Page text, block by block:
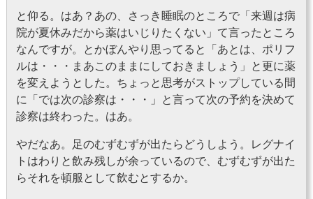
と仰る。はあ？あの、さっき睡眠のところで「来週は病
院が夏休みだから薬はいじりたくない」て言ったところ
なんですが。とかぼんやり思ってると「あとは、ポリフ
ルは・・・まあこのままにしておきましょう」と更に薬
を変えようとした。ちょっと思考がストップしている間
に「では次の診察は・・・」と言って次の予約を決めて
診察は終わった。はあ。
やだなあ。足のむずむずが出たらどうしよう。レグナイ
トはわりと飲み残しが余っているので、むずむずが出た
らそれを頓服として飲むとするか。